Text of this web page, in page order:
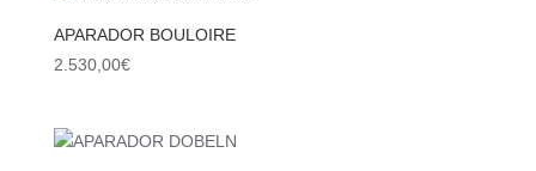
APARADOR BOULOIRE
2.530,00€